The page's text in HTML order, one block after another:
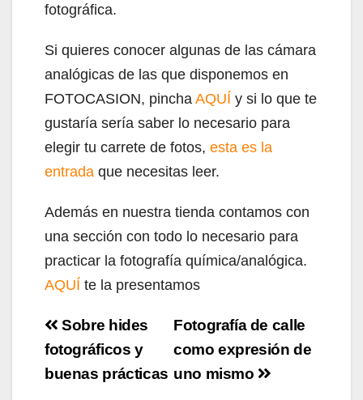
fotográfica.
Si quieres conocer algunas de las cámara
analógicas de las que disponemos en
FOTOCASION, pincha AQUÍ y si lo que te
gustaría sería saber lo necesario para
elegir tu carrete de fotos, esta es la
entrada que necesitas leer.
Además en nuestra tienda contamos con
una sección con todo lo necesario para
practicar la fotografía química/analógica.
AQUÍ te la presentamos
Navegación
de
entradas
Fotografía de calle
como expresión de
uno mismo
Sobre hides
fotográficos y
buenas prácticas